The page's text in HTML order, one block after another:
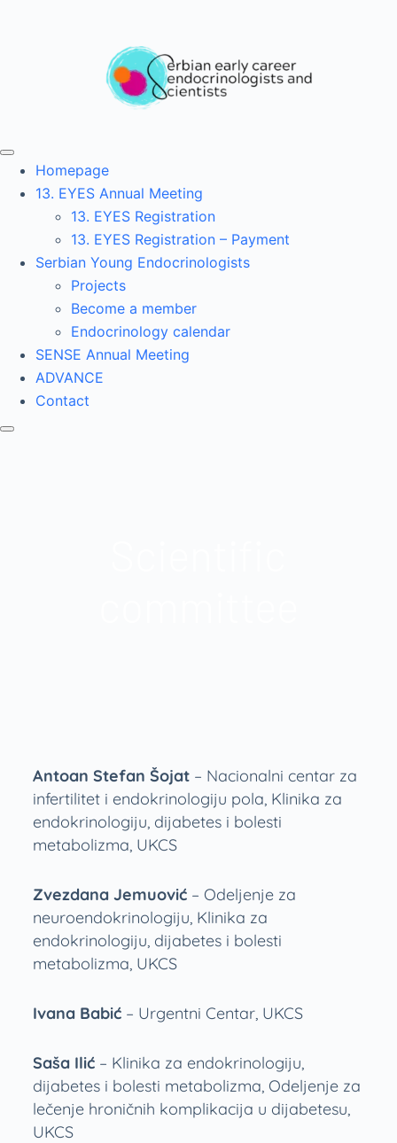
Homepage
13. EYES Annual Meeting
13. EYES Registration
13. EYES Registration – Payment
Serbian Young Endocrinologists
Projects
Become a member
Endocrinology calendar
SENSE Annual Meeting
ADVANCE
Contact
Antoan Stefan Šojat– Nacionalni centar za
infertilitet i endokrinologiju pola, Klinika za
endokrinologiju, dijabetes i bolesti
metabolizma, UKCS
Zvezdana Jemuović– Odeljenje za
neuroendokrinologiju, Klinika za
endokrinologiju, dijabetes i bolesti
metabolizma, UKCS
Ivana Babić– Urgentni Centar, UKCS
Saša Ilić– Klinika za endokrinologiju,
dijabetes i bolesti metabolizma, Odeljenje za
lečenje hroničnih komplikacija u dijabetesu,
UKCS